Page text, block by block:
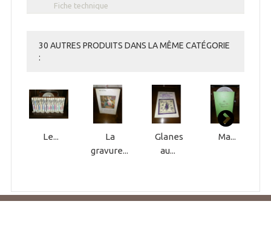
Fiche technique
30 AUTRES PRODUITS DANS LA MÊME CATÉGORIE
:
Le...
La
gravure...
Glanes
au...
Ma...